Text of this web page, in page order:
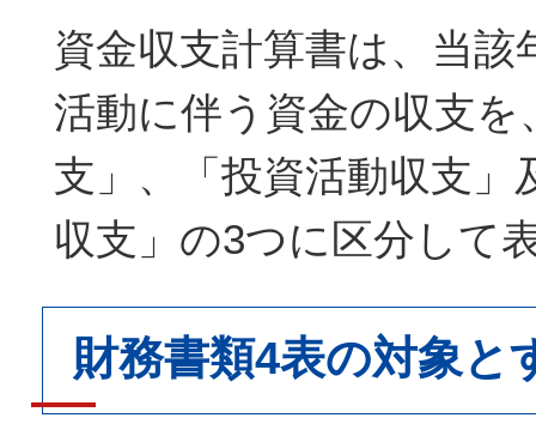
資金収支計算書は、当該
活動に伴う資金の収支を
支」、「投資活動収支」
収支」の3つに区分して
財務書類4表の対象と